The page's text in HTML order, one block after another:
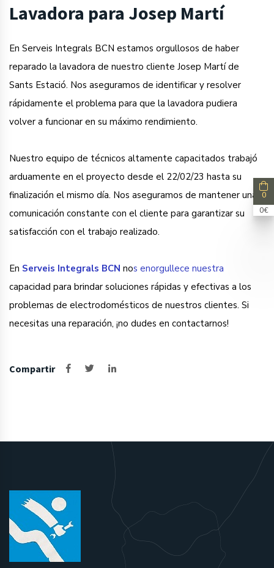
Lavadora para Josep Martí
En Serveis Integrals BCN estamos orgullosos de haber
reparado la lavadora de nuestro cliente Josep Martí de
Sants Estació. Nos aseguramos de identificar y resolver
rápidamente el problema para que la lavadora pudiera
volver a funcionar en su máximo rendimiento.
Nuestro equipo de técnicos altamente capacitados trabajó
arduamente en el proyecto desde el 22/02/23 hasta su
finalización el mismo día. Nos aseguramos de mantener una
comunicación constante con el cliente para garantizar su
satisfacción con el trabajo realizado.
En Serveis Integrals BCN nos enorgullece nuestra
capacidad para brindar soluciones rápidas y efectivas a los
problemas de electrodomésticos de nuestros clientes. Si
necesitas una reparación, ¡no dudes en contactarnos!
Compartir
0
0€